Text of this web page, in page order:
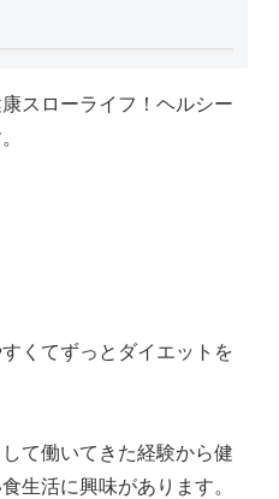
スローライフ！ヘルシー
くてずっとダイエットを
て働いてきた経験から健
生活に興味があります。